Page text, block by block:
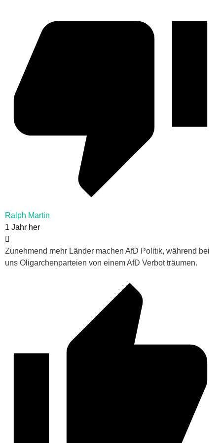
Ralph Martin
1 Jahr her
Zunehmend mehr Länder machen AfD Politik, während bei
uns Oligarchenparteien von einem AfD Verbot träumen.